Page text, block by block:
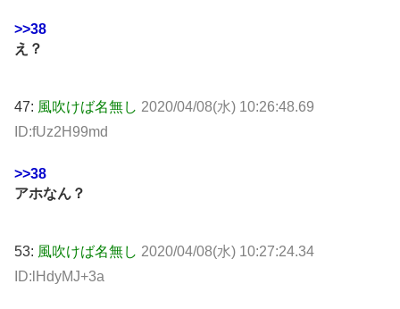
>>38
え？
47: 風吹けば名無し 2020/04/08(水) 10:26:48.69
ID:fUz2H99md
>>38
アホなん？
53: 風吹けば名無し 2020/04/08(水) 10:27:24.34
ID:lHdyMJ+3a